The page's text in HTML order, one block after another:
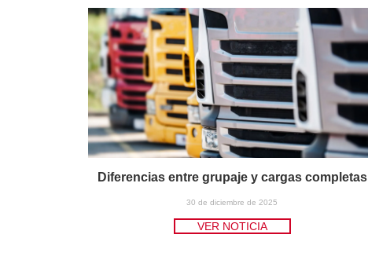
Diferencias entre grupaje y cargas completas
30 de diciembre de 2025
VER NOTICIA